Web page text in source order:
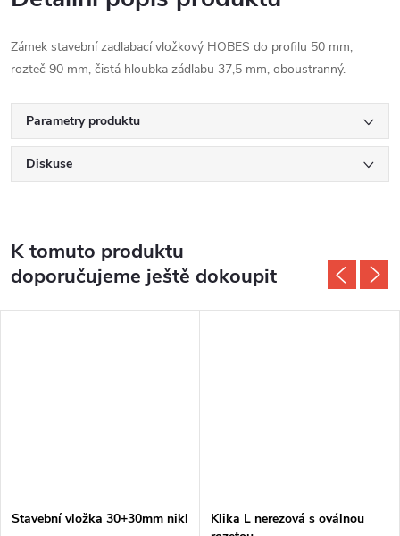
Zámek stavební zadlabací vložkový HOBES do profilu 50 mm,
rozteč 90 mm, čistá hloubka zádlabu 37,5 mm, oboustranný.
Parametry produktu
Diskuse
K tomuto produktu
doporučujeme ještě dokoupit
Stavební vložka 30+30mm nikl
Klika L nerezová s oválnou